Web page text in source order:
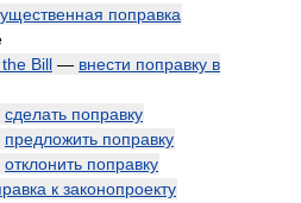
поправка
Bill — внести поправку в
сделать поправку
предложить поправку
отклонить поправку
к законопроекту